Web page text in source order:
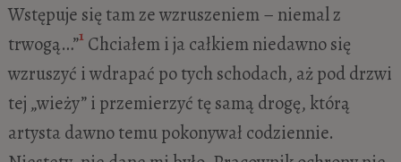
Wstępuje się tam ze wzruszeniem – niemal z
trwogą…”1Chciałem i ja całkiem niedawno się
wzruszyć i wdrapać po tych schodach, aż pod drzwi
tej „wieży” i przemierzyć tę samą drogę, którą
artysta dawno temu pokonywał codziennie.